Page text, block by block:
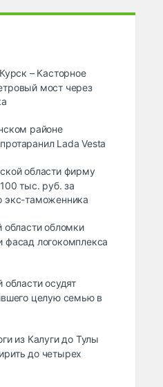
– Касторное
мост через
районе
Lada Vesta
области фирму
тыс. руб. за
экс-таможенника
области обломки
фасад логокомплекса
области осудят
целую семью в
из Калуги до Тулы
до четырех